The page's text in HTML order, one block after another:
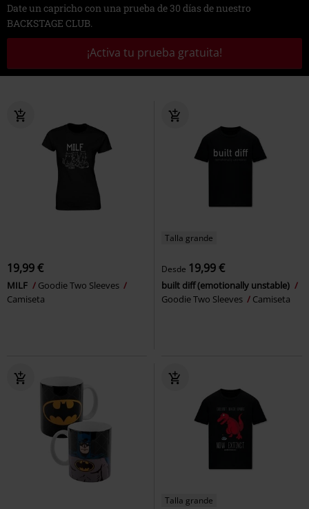
Date un capricho con una prueba de 30 días de nuestro
BACKSTAGE CLUB.
¡Activa tu prueba gratuita!
19,99 €
MILF
Goodie Two Sleeves
Camiseta
Talla grande
Desde 19,99 €
built diff (emotionally unstable)
Goodie Two Sleeves
Camiseta
Talla grande